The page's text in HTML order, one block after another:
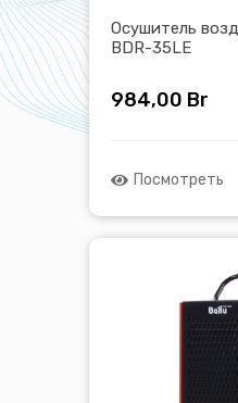
Осушитель
BDR-35LE
984,00 Br
Посмотреть